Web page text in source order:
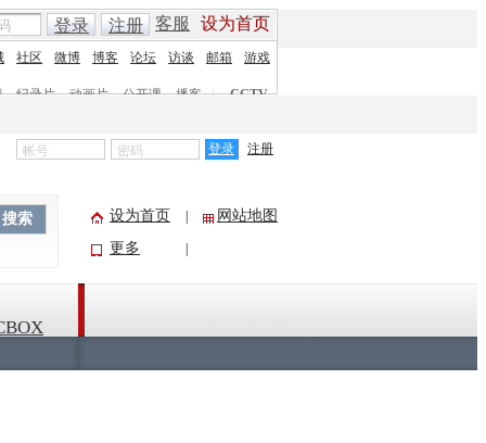
客服 设为首页
登录 注册
社区 微博 博客 论坛 访谈 邮箱 游戏
纪录片 动画片 公开课 播客 | CCTV
登录 注册
搜索 设为首页
网站地图
更多